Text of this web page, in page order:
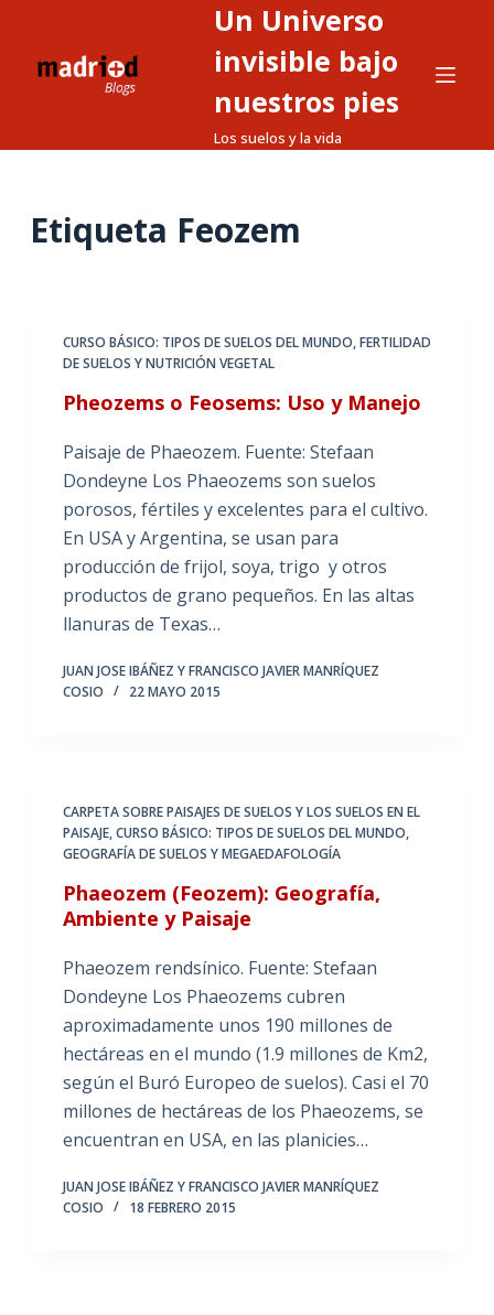
Un Universo
invisible bajo
nuestros pies
Los suelos y la vida
Etiqueta Feozem
CURSO BÁSICO: TIPOS DE SUELOS DEL MUNDO,FERTILIDAD
DE SUELOS Y NUTRICIÓN VEGETAL
Pheozems o Feosems: Uso y Manejo
Paisaje de Phaeozem. Fuente: Stefaan
Dondeyne Los Phaeozems son suelos
porosos, fértiles y excelentes para el cultivo.
En USA y Argentina, se usan para
producción de frijol, soya, trigo y otros
productos de grano pequeños. En las altas
llanuras de Texas…
JUAN JOSE IBÁÑEZ Y FRANCISCO JAVIER MANRÍQUEZ
COSIO
22 MAYO 2015
CARPETA SOBRE PAISAJES DE SUELOS Y LOS SUELOS EN EL
PAISAJE,CURSO BÁSICO: TIPOS DE SUELOS DEL MUNDO,
GEOGRAFÍA DE SUELOS Y MEGAEDAFOLOGÍA
Phaeozem (Feozem): Geografía,
Ambiente y Paisaje
Phaeozem rendsínico. Fuente: Stefaan
Dondeyne Los Phaeozems cubren
aproximadamente unos 190 millones de
hectáreas en el mundo (1.9 millones de Km2,
según el Buró Europeo de suelos). Casi el 70
millones de hectáreas de los Phaeozems, se
encuentran en USA, en las planicies…
JUAN JOSE IBÁÑEZ Y FRANCISCO JAVIER MANRÍQUEZ
COSIO
18 FEBRERO 2015